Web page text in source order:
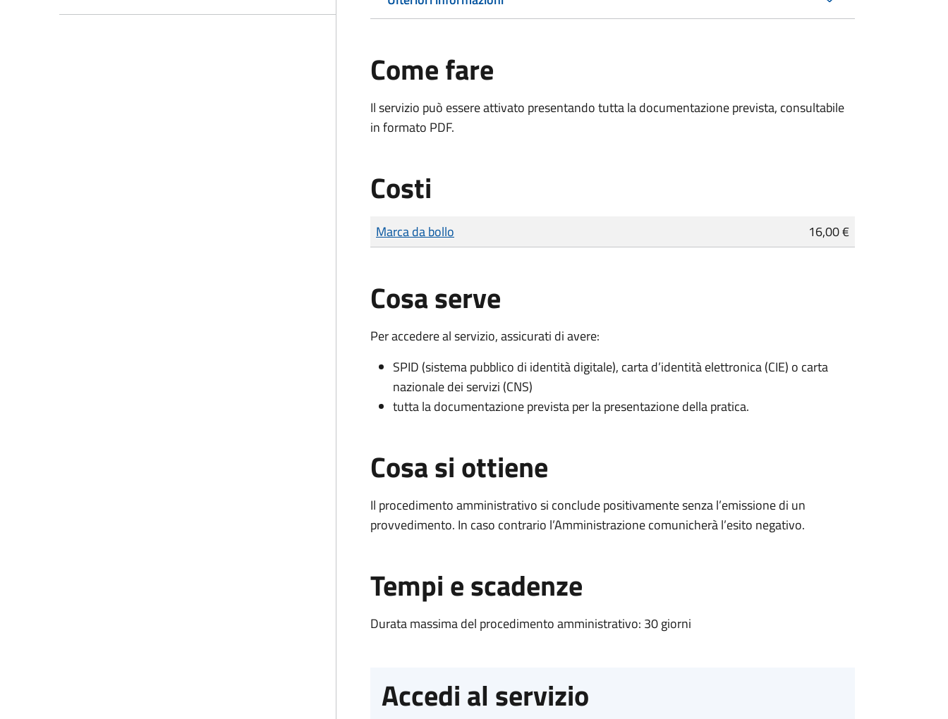
Come fare
Il servizio può essere attivato presentando tutta la documentazione prevista, consultabile
in formato PDF.
Costi
Tipo di pagamento
Importo
Marca da bollo 16,00 €
Cosa serve
Per accedere al servizio, assicurati di avere:
SPID (sistema pubblico di identità digitale), carta d’identità elettronica (CIE) o carta
nazionale dei servizi (CNS)
tutta la documentazione prevista per la presentazione della pratica.
Cosa si ottiene
Il procedimento amministrativo si conclude positivamente senza l’emissione di un
provvedimento. In caso contrario l’Amministrazione comunicherà l’esito negativo.
Tempi e scadenze
Durata massima del procedimento amministrativo: 30 giorni
Accedi al servizio